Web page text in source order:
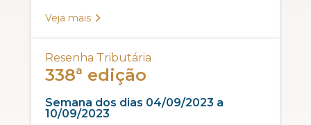
Veja mais
Resenha Tributária
338ª edição
Semana dos dias 04/09/2023 a
10/09/2023